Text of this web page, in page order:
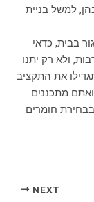
למשל בניית
בבית, כדאי
ולא רק יתנו
את התקציב
מתכננים
חומרים
NEXT